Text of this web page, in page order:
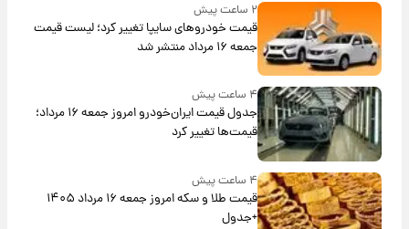
۲ ساعت پیش
قیمت خودروهای سایپا تغییر کرد؛ لیست قیمت
جمعه ۱۶ مرداد منتشر شد
۴ ساعت پیش
جدول قیمت ایران‌خودرو امروز جمعه ۱۶ مرداد؛
قیمت‌ها تغییر کرد
۴ ساعت پیش
قیمت طلا و سکه امروز جمعه ۱۶ مرداد ۱۴۰۵
+جدول